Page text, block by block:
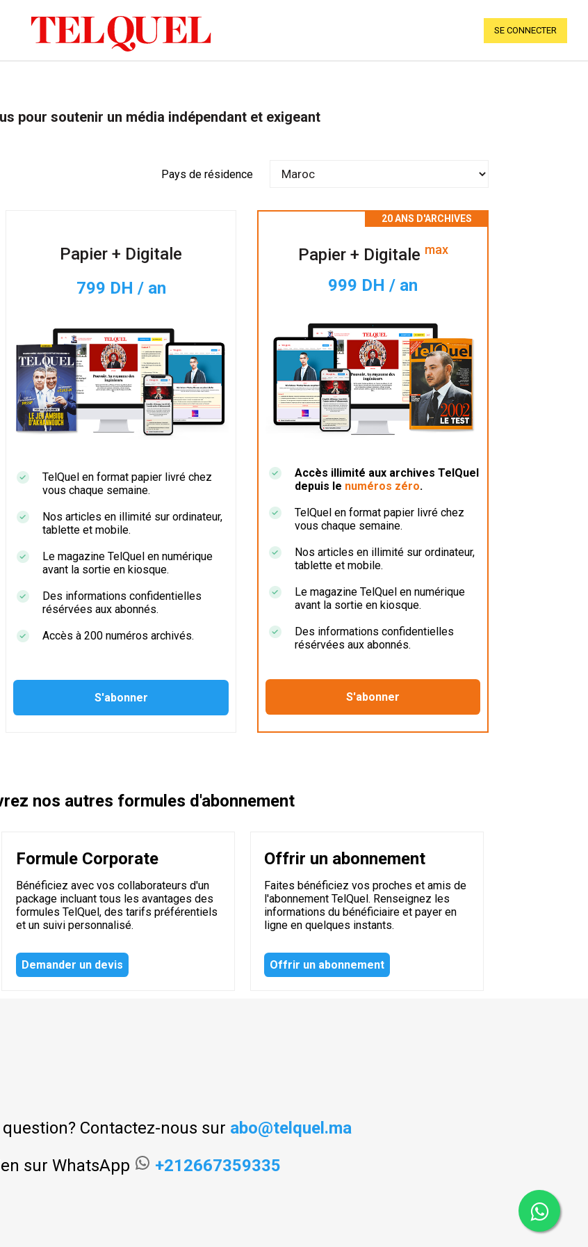
SE CONNECTER
pour soutenir un média indépendant et exigeant
Pays de résidence
Papier + Digitale
799 DH / an
TelQuel en format papier livré chez
vous chaque semaine.
Nos articles en illimité sur ordinateur,
tablette et mobile.
Le magazine TelQuel en numérique
avant la sortie en kiosque.
Des informations confidentielles
résérvées aux abonnés.
Accès à 200 numéros archivés.
Papier + Digitale max
999 DH / an
Accès illimité aux archives TelQuel
depuis le numéros zéro.
TelQuel en format papier livré chez
vous chaque semaine.
Nos articles en illimité sur ordinateur,
tablette et mobile.
Le magazine TelQuel en numérique
avant la sortie en kiosque.
Des informations confidentielles
résérvées aux abonnés.
nos autres formules d'abonnement
Formule Corporate
Bénéficiez avec vos collaborateurs d'un
package incluant tous les avantages des
formules TelQuel, des tarifs préférentiels
et un suivi personnalisé.
Demander un devis
Offrir un abonnement
Faites bénéficiez vos proches et amis de
l'abonnement TelQuel. Renseignez les
informations du bénéficiaire et payer en
ligne en quelques instants.
Offrir un abonnement
Contactez-nous sur abo@telquel.ma
sur WhatsApp
+212667359335